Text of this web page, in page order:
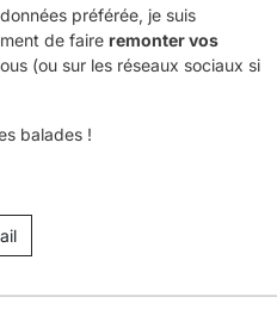
préférée, je suis
de faireremonter vos
(ou sur les réseaux sociaux si
balades !